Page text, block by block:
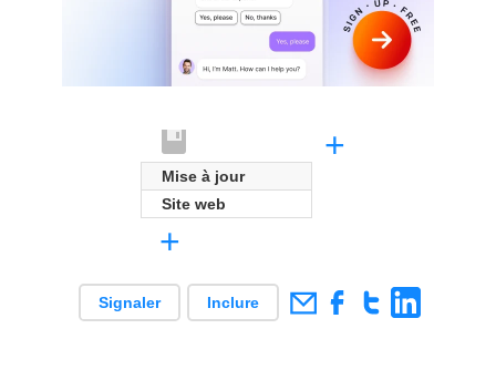
Mise à jour
Site web
+
+
Signaler Inclure